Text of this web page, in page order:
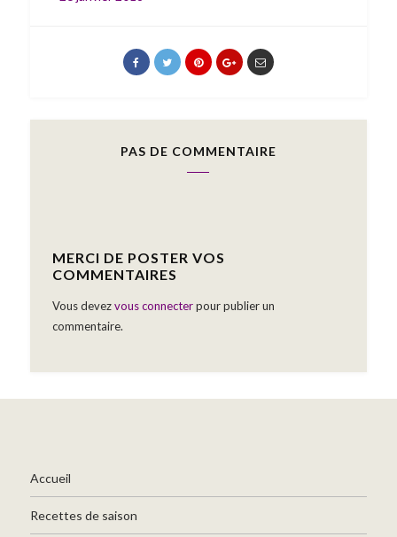
PAS DE COMMENTAIRE
MERCI DE POSTER VOS
COMMENTAIRES
Vous devezvous connecterpour publier un
commentaire.
Accueil
Recettes de saison